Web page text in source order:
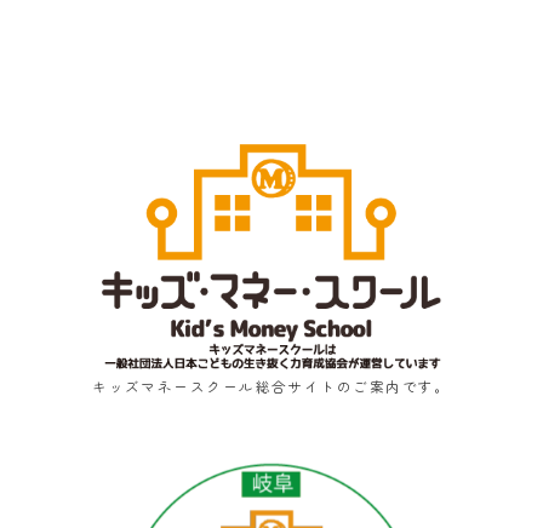
キッズマネースクール総合サイトのご案内です。